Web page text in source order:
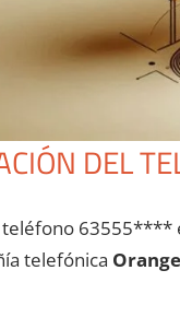
DEL
63555****
telefónica Orange